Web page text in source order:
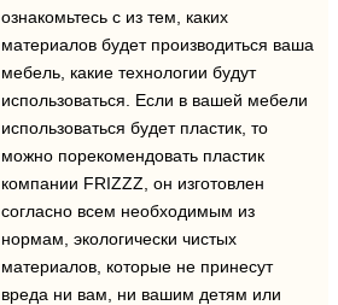
ознакомьтесь с из тем, каких
материалов будет производиться ваша
мебель, какие технологии будут
использоваться. Если в вашей мебели
использоваться будет пластик, то
можно порекомендовать пластик
компании FRIZZZ, он изготовлен
согласно всем необходимым из
нормам, экологически чистых
материалов, которые не принесут
вреда ни вам, ни вашим детям или